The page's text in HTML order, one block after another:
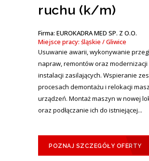
ruchu (k/m)
Firma: EUROKADRA MED SP. Z O.O.
Miejsce pracy: śląskie / Gliwice
Usuwanie awarii, wykonywanie
napraw, remontów oraz modernizacji
instalacji zasilających. Wspieranie
procesach demontażu i relokacji
urządzeń. Montaż maszyn w nowej
oraz podłączanie ich do istniejącej...
POZNAJ SZCZEGÓŁY OFERTY